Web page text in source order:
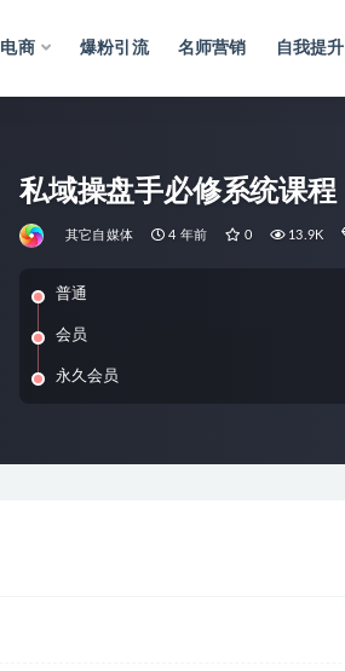
电商 爆粉引流 名师营销 自我提升
私域操盘手必修系统课程
其它自媒体 4 年前 0 13.9K
普通
会员
永久会员